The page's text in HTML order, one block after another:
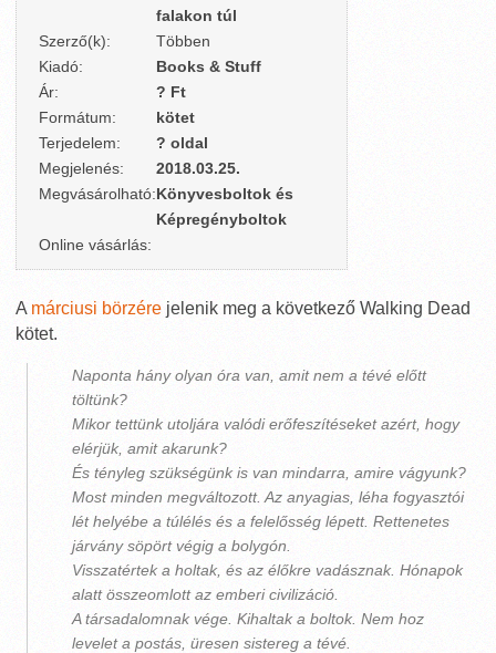
falakon túl
Szerző(k):
Többen
Kiadó:
Books & Stuff
Ár:
? Ft
Formátum:
kötet
Terjedelem:
? oldal
Megjelenés:
2018.03.25.
Megvásárolható:Könyvesboltok és
Képregényboltok
Online vásárlás:
A márciusi börzére jelenik meg a következő Walking Dead
kötet.
Naponta hány olyan óra van, amit nem a tévé előtt
töltünk?
Mikor tettünk utoljára valódi erőfeszítéseket azért, hogy
elérjük, amit akarunk?
És tényleg szükségünk is van mindarra, amire vágyunk?
Most minden megváltozott. Az anyagias, léha fogyasztói
lét helyébe a túlélés és a felelősség lépett. Rettenetes
járvány söpört végig a bolygón.
Visszatértek a holtak, és az élőkre vadásznak. Hónapok
alatt összeomlott az emberi civilizáció.
A társadalomnak vége. Kihaltak a boltok. Nem hoz
levelet a postás, üresen sistereg a tévé.